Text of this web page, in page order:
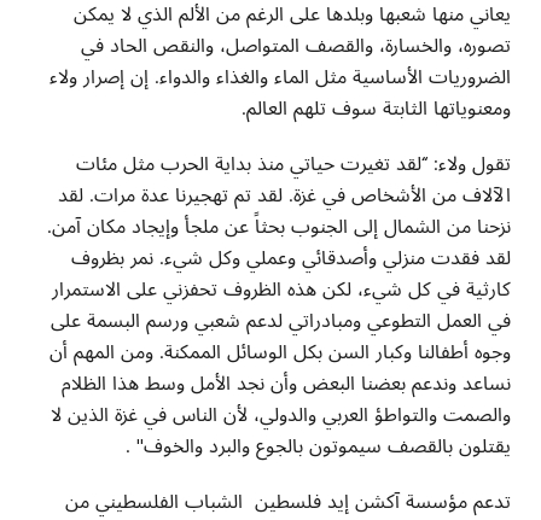
يعاني منها شعبها وبلدها على الرغم من الألم الذي لا يمكن
تصوره، والخسارة، والقصف المتواصل، والنقص الحاد في
الضروريات الأساسية مثل الماء والغذاء والدواء. إن إصرار ولاء
ومعنوياتها الثابتة سوف تلهم العالم.
تقول ولاء: “لقد تغيرت حياتي منذ بداية الحرب مثل مئات
الآلاف من الأشخاص في غزة. لقد تم تهجيرنا عدة مرات. لقد
نزحنا من الشمال إلى الجنوب بحثاً عن ملجأ وإيجاد مكان آمن.
لقد فقدت منزلي وأصدقائي وعملي وكل شيء. نمر بظروف
كارثية في كل شيء، لكن هذه الظروف تحفزني على الاستمرار
في العمل التطوعي ومبادراتي لدعم شعبي ورسم البسمة على
وجوه أطفالنا وكبار السن بكل الوسائل الممكنة. ومن المهم أن
نساعد وندعم بعضنا البعض وأن نجد الأمل وسط هذا الظلام
والصمت والتواطؤ العربي والدولي، لأن الناس في غزة الذين لا
يقتلون بالقصف سيموتون بالجوع والبرد والخوف" .
تدعم مؤسسة آكشن إيد فلسطين الشباب الفلسطيني من